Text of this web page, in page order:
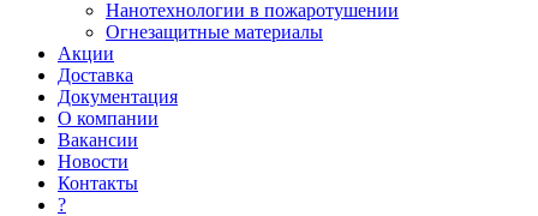
Нанотехнологии в пожаротушении
Огнезащитные материалы
Акции
Доставка
Документация
О компании
Вакансии
Новости
Контакты
?